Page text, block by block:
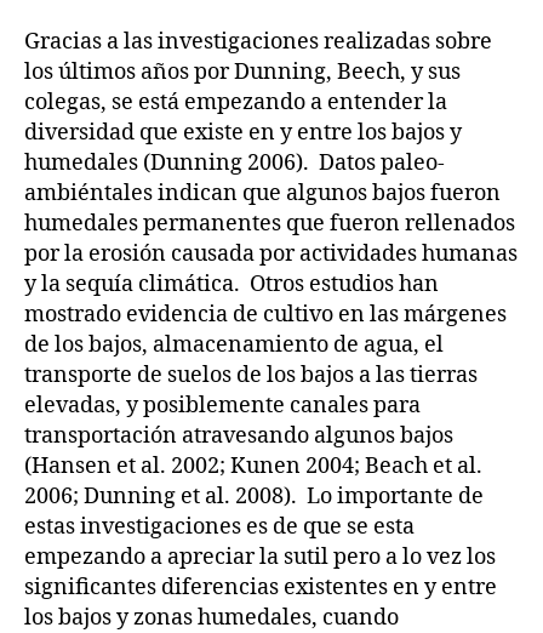
Gracias a las investigaciones realizadas sobre
los últimos años por Dunning, Beech, y sus
colegas, se está empezando a entender la
diversidad que existe en y entre los bajos y
humedales (Dunning 2006). Datos paleo-
ambiéntales indican que algunos bajos fueron
humedales permanentes que fueron rellenados
por la erosión causada por actividades humanas
y la sequía climática. Otros estudios han
mostrado evidencia de cultivo en las márgenes
de los bajos, almacenamiento de agua, el
transporte de suelos de los bajos a las tierras
elevadas, y posiblemente canales para
transportación atravesando algunos bajos
(Hansen et al. 2002; Kunen 2004; Beach et al.
2006; Dunning et al. 2008). Lo importante de
estas investigaciones es de que se esta
empezando a apreciar la sutil pero a lo vez los
significantes diferencias existentes en y entre
los bajos y zonas humedales, cuando